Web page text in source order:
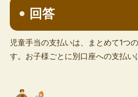
回答
児童手当の支払いは、まとめて1つ
す。お子様ごとに別口座への支払い